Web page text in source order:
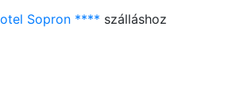
Sopron **** szálláshoz